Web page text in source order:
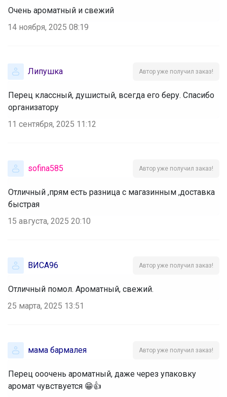
Очень ароматный и свежий
14 ноября, 2025 08:19
Липушка Автор уже получил заказ!
Перец классный, душистый, всегда его беру. Спасибо
организатору
11 сентября, 2025 11:12
sofina585 Автор уже получил заказ!
Отличный ,прям есть разница с магазинным ,доставка
быстрая
15 августа, 2025 20:10
ВИСА96 Автор уже получил заказ!
Отличный помол. Ароматный, свежий.
25 марта, 2025 13:51
мама бармалея Автор уже получил заказ!
Перец ооочень ароматный, даже через упаковку
аромат чувствуется 😁👍